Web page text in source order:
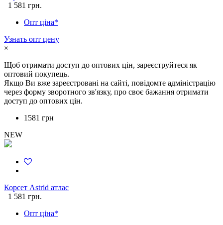
1 581 грн.
Опт ціна*
Узнать опт цену
×
Щоб отримати доступ до оптових цін, зареєструйтеся як
оптовий покупець.
Якщо Ви вже зареєстровані на сайті, повідомте адміністрацію
через форму зворотного зв'язку, про своє бажання отримати
доступ до оптових цін.
1581 грн
NEW
Корсет Astrid атлас
1 581 грн.
Опт ціна*